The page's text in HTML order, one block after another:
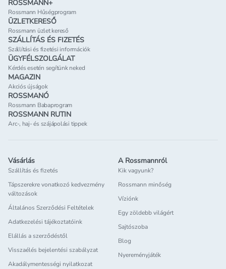
ROSSMANN+
Rossmann Hűségprogram
ÜZLETKERESŐ
Rossmann üzlet kereső
SZÁLLÍTÁS ÉS FIZETÉS
Szállítási és fizetési információk
ÜGYFÉLSZOLGÁLAT
Kérdés esetén segítünk neked
MAGAZIN
Akciós újságok
ROSSMANÓ
Rossmann Babaprogram
ROSSMANN RUTIN
Arc-, haj- és szájápolási tippek
Vásárlás
Szállítás és fizetés
Tápszerekre vonatkozó kedvezmény
változások
Általános Szerződési Feltételek
Adatkezelési tájékoztatóink
Elállás a szerződéstől
Visszaélés bejelentési szabályzat
Akadálymentességi nyilatkozat
A Rossmannról
Kik vagyunk?
Rossmann minőség
Víziónk
Egy zöldebb világért
Sajtószoba
Blog
Nyereményjáték